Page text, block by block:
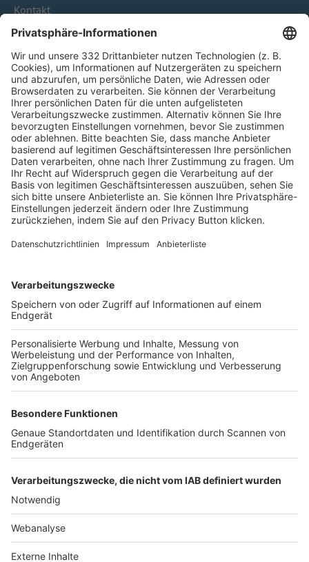
Kontakt
HÄUFIG BESUCHTE SEITEN
Pässe und Vereinswechsel
Trainerausbildung
Schulungsangebot Vereinsmitarbeiter
BFV-Geschäftsstellen
Trainerbörse
Login SpielPlus
FOLGE DEM BFV
TOP-VEREINE
TOP-PARTNER
Nutzungsbedingungen Datenschutz Impressum